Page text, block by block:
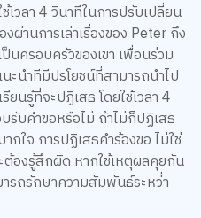
เวลา 4 วินาทีในการปรับเปลี่ยน
านการเล่าเรื่องของ Peter ถึง
นครอบครัวของเขา เพื่อนร่วม
นำทีมีปรโยชน์ที่สามารถนำไป
ยนรู้ที่จะปฏิเสธ โดยใช้เวลา 4
รับคำขอหรือไม่ ถ้าไม่ก็ปฏิเสธ
กใจ การปฏิเสธคำร้องขอ ไม่ใช่
ต้องรู้สึกผิด หากใช้เหตุผลคุยกัน
รถรักษาความสัมพันธ์ระหว่่า